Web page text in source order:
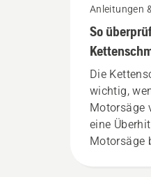
Anleitungen
So
Die
wichtig,
Motorsäge
eine
Motorsäge